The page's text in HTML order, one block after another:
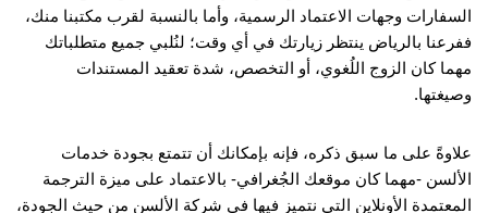
السفارات وجهات الاعتماد الرسمية، وأما بالنسبة لقرب مكتبنا منك،
ففرعنا بالرياض ينتظر زيارتك في أي وقت؛ لنُلبي جميع متطلباتك
مهما كان الزوج اللُغوي، أو التخصص، شدة تعقيد المستندات
وصيغتها.
علاوةً على ما سبق ذكره، فإنه بإمكانك أن تتمتع بجودة خدمات
الألسن -مهما كان موقعك الجُغرافي- بالاعتماد على ميزة الترجمة
المعتمدة الأونلاين التي نتميز فيها فى شركة الألسن من حيث الجودة،